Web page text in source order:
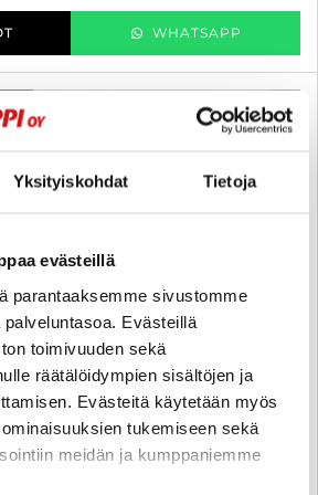
Yksityiskohdat Tietoja
evästeillä
parantaaksemme sivustomme
Evästeillä
toimivuuden sekä
räätälöidympien sisältöjen ja
Evästeitä käytetään myös
tukemiseen sekä
meidän ja kumppaniemme
WHATSAPP